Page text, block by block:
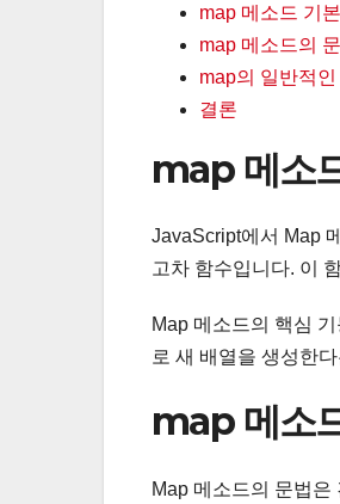
map 메소드 기본
map 메소드의
map의 일반적인
결론
map 메소
JavaScript에서 Map
고차 함수입니다. 이
Map 메소드의 핵심
로 새 배열을 생성한
map 메소
Map 메소드의 문법은